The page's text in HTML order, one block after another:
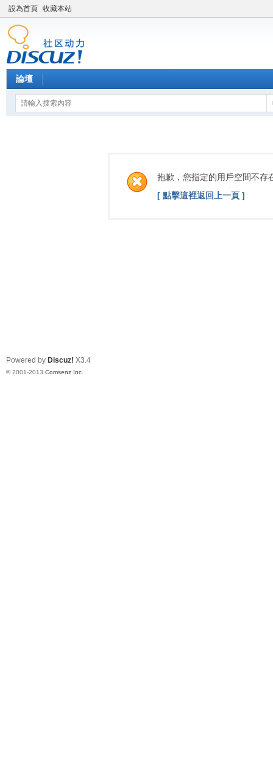
設為首頁 收藏本站
論壇
抱歉，您指定的用戶空間不存
[ 點擊這裡返回上一頁 ]
Powered by Discuz! X3.4
© 2001-2013 Comsenz Inc.